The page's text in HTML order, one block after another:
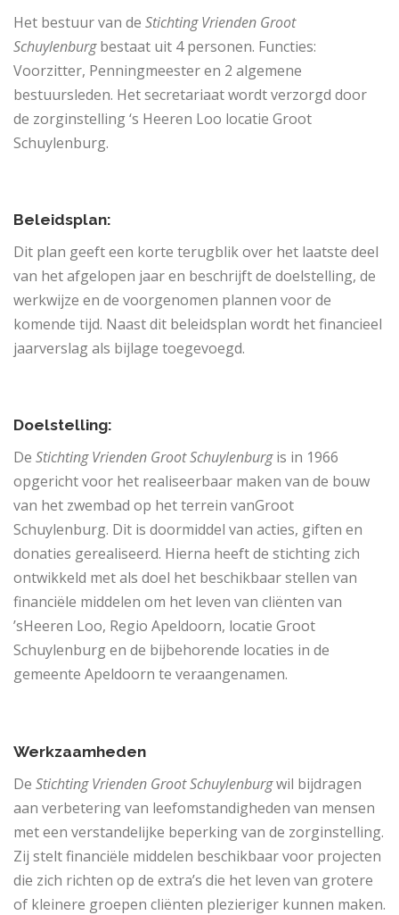
Het bestuur van de Stichting Vrienden Groot
Schuylenburgbestaat uit 4 personen. Functies:
Voorzitter, Penningmeester en 2 algemene
bestuursleden. Het secretariaat wordt verzorgd door
de zorginstelling ‘s Heeren Loo locatie Groot
Schuylenburg.
Beleidsplan:
Dit plan geeft een korte terugblik over het laatste deel
van het afgelopen jaar en beschrijft de doelstelling, de
werkwijze en de voorgenomen plannen voor de
komende tijd. Naast dit beleidsplan wordt het financieel
jaarverslag als bijlage toegevoegd.
Doelstelling:
De Stichting Vrienden Groot Schuylenburgis in 1966
opgericht voor het realiseerbaar maken van de bouw
van het zwembad op het terrein vanGroot
Schuylenburg. Dit is doormiddel van acties, giften en
donaties gerealiseerd. Hierna heeft de stichting zich
ontwikkeld met als doel het beschikbaar stellen van
financiële middelen om het leven van cliënten van
’sHeeren Loo, Regio Apeldoorn, locatie Groot
Schuylenburg en de bijbehorende locaties in de
gemeente Apeldoorn te veraangenamen.
Werkzaamheden
De Stichting Vrienden Groot Schuylenburgwil bijdragen
aan verbetering van leefomstandigheden van mensen
met een verstandelijke beperking van de zorginstelling.
Zij stelt financiële middelen beschikbaar voor projecten
die zich richten op de extra’s die het leven van grotere
of kleinere groepen cliënten plezieriger kunnen maken.